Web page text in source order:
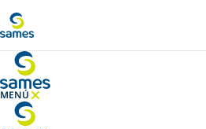
MENÚ
OCULTAR MENÚ